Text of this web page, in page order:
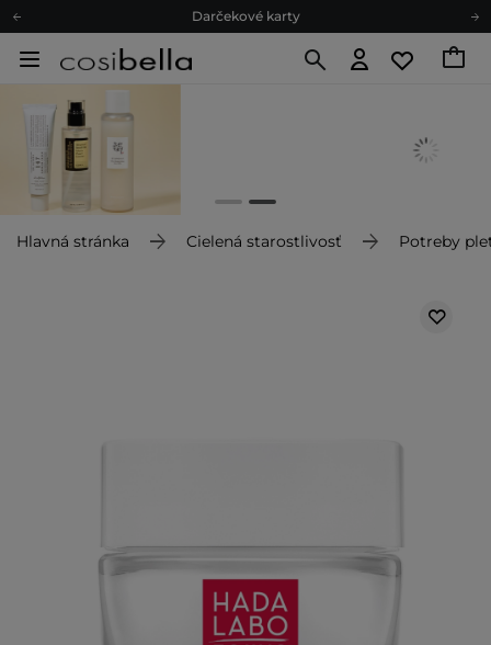
Darčekové karty
Ekologické balenie
Hlavná stránka Cielená starostlivosť Potreby